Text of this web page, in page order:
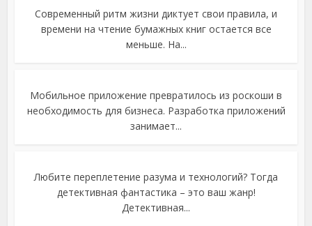
Современный ритм жизни диктует свои правила, и
времени на чтение бумажных книг остается все
меньше. На...
Мобильное приложение превратилось из роскоши в
необходимость для бизнеса. Разработка приложений
занимает...
Любите переплетение разума и технологий? Тогда
детективная фантастика – это ваш жанр!
Детективная...